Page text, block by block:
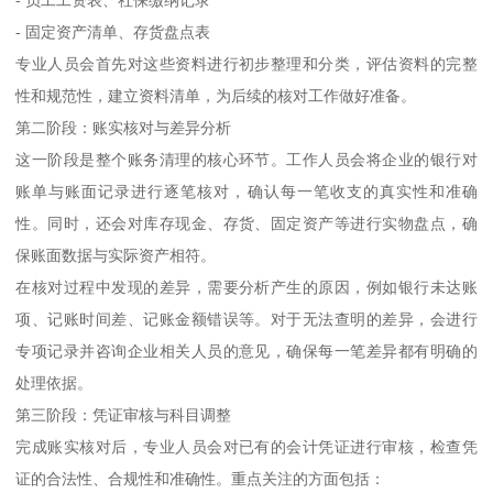
- 固定资产清单、存货盘点表
专业人员会首先对这些资料进行初步整理和分类，评估资料的完整
性和规范性，建立资料清单，为后续的核对工作做好准备。
第二阶段：账实核对与差异分析
这一阶段是整个账务清理的核心环节。工作人员会将企业的银行对
账单与账面记录进行逐笔核对，确认每一笔收支的真实性和准确
性。同时，还会对库存现金、存货、固定资产等进行实物盘点，确
保账面数据与实际资产相符。
在核对过程中发现的差异，需要分析产生的原因，例如银行未达账
项、记账时间差、记账金额错误等。对于无法查明的差异，会进行
专项记录并咨询企业相关人员的意见，确保每一笔差异都有明确的
处理依据。
第三阶段：凭证审核与科目调整
完成账实核对后，专业人员会对已有的会计凭证进行审核，检查凭
证的合法性、合规性和准确性。重点关注的方面包括：